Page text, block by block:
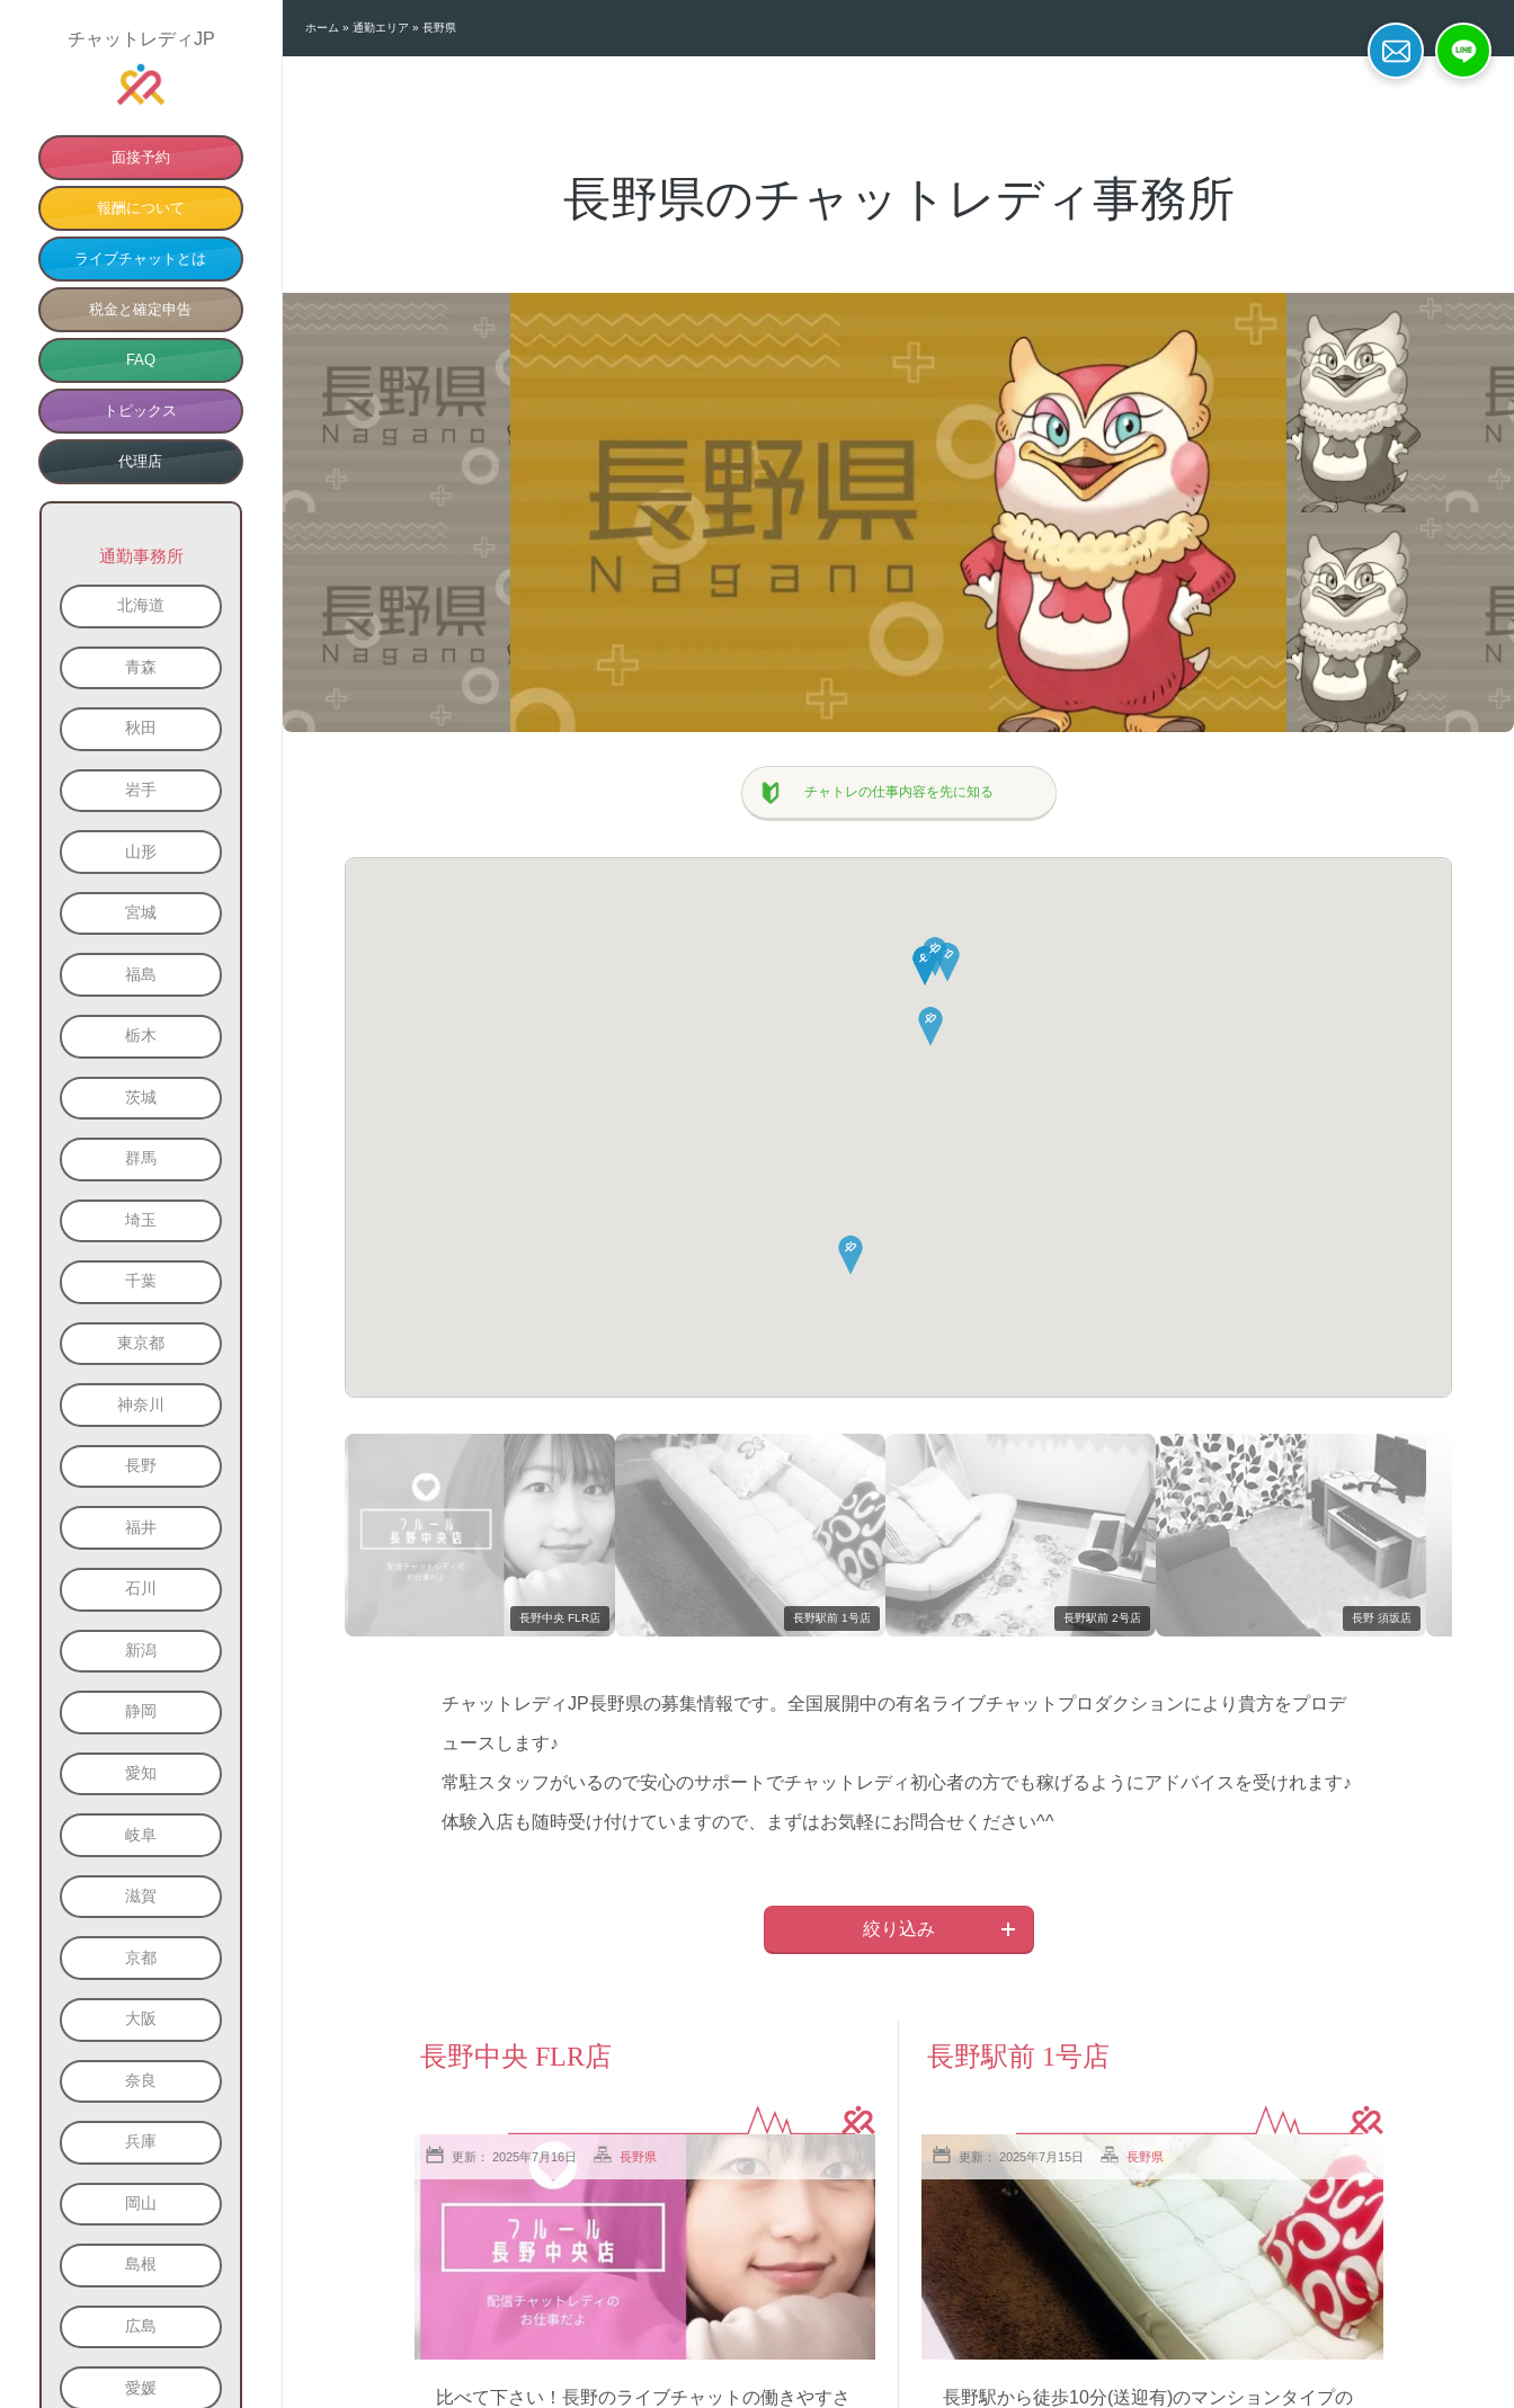
チャットレディJP
面接予約
報酬について
ライブチャットとは
税金と確定申告
FAQ
トピックス
代理店
通勤事務所
北海道
青森
秋田
岩手
山形
宮城
福島
栃木
茨城
群馬
埼玉
千葉
東京都
神奈川
長野
福井
石川
新潟
静岡
愛知
岐阜
滋賀
京都
大阪
奈良
兵庫
岡山
島根
広島
愛媛
ホーム » 通勤エリア » 長野県
長野県のチャットレディ事務所
チャトレの仕事内容を先に知る
長野中央 FLR店 長野駅前 1号店 長野駅前 2号店 長野 須坂店
チャットレディJP長野県の募集情報です。全国展開中の有名ライブチャットプロダクションにより貴方をプロデ
ュースします♪
常駐スタッフがいるので安心のサポートでチャットレディ初心者の方でも稼げるようにアドバイスを受けれます♪
体験入店も随時受け付けていますので、まずはお気軽にお問合せください^^
絞り込み
長野中央 FLR店
更新： 2025年7月16日 長野県
比べて下さい！長野のライブチャットの働きやすさ
長野駅前 1号店
更新： 2025年7月15日 長野県
長野駅から徒歩10分(送迎有)のマンションタイプの
LINE応募
簡単面接予約